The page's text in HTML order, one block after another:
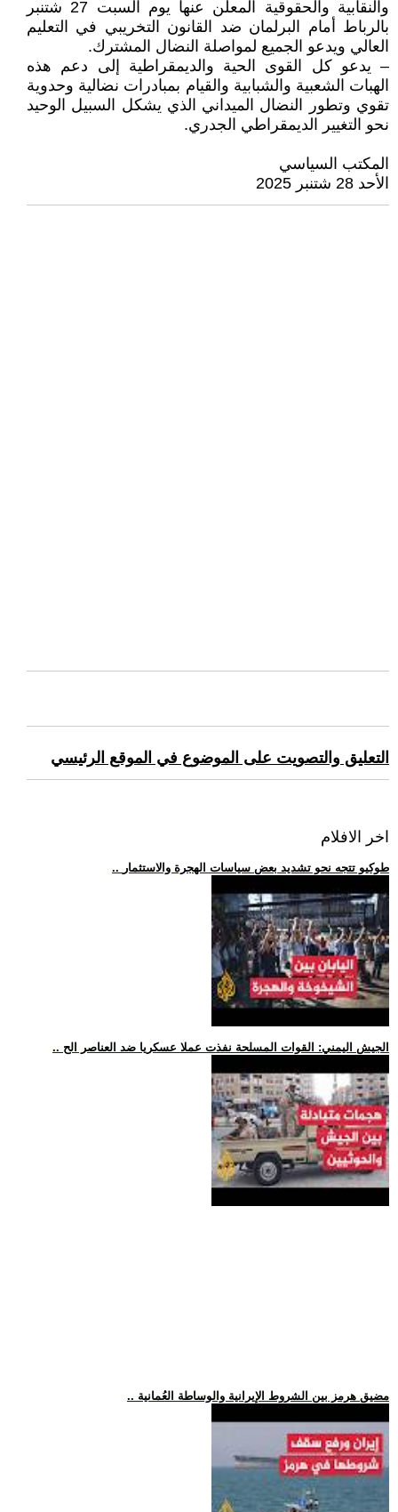
والنقابية والحقوقية المعلن عنها يوم السبت 27 شتنبر
بالرباط أمام البرلمان ضد القانون التخريبي في التعليم
العالي ويدعو الجميع لمواصلة النضال المشترك.
– يدعو كل القوى الحية والديمقراطية إلى دعم هذه
الهبات الشعبية والشبابية والقيام بمبادرات نضالية وحدوية
تقوي وتطور النضال الميداني الذي يشكل السبيل الوحيد
نحو التغيير الديمقراطي الجدري.
المكتب السياسي
الأحد 28 شتنبر 2025
التعليق والتصويت على الموضوع في الموقع الرئيسي
اخر الافلام
.. طوكيو تتجه نحو تشديد بعض سياسات الهجرة والاستثمار
.. الجيش اليمني: القوات المسلحة نفذت عملا عسكريا ضد العناصر الح
.. مضيق هرمز بين الشروط الإيرانية والوساطة العُمانية